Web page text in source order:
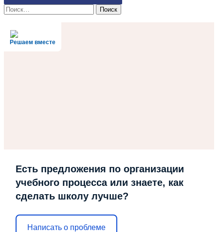
Найти:
Решаем вместе
Есть предложения по организации
учебного процесса или знаете, как
сделать школу лучше?
Написать о проблеме